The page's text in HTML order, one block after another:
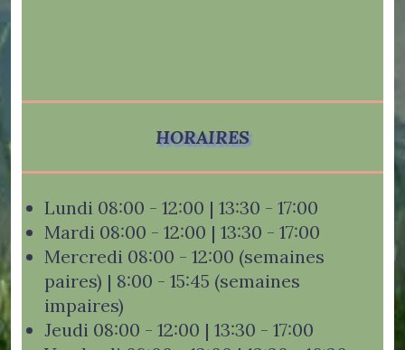
HORAIRES
Lundi 08:00 - 12:00 | 13:30 - 17:00
Mardi 08:00 - 12:00 | 13:30 - 17:00
Mercredi 08:00 - 12:00 (semaines
paires) | 8:00 - 15:45 (semaines
impaires)
Jeudi 08:00 - 12:00 | 13:30 - 17:00